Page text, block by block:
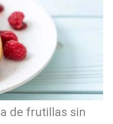
de frutillas sin